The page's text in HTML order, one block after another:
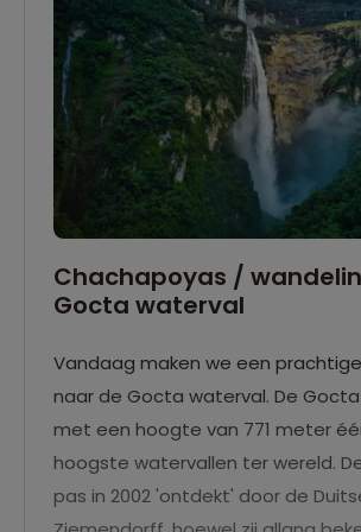
Chachapoyas /
Gocta waterval
Vandaag maken we een
naar de Gocta waterval. De
met een hoogte van 771 meter
hoogste watervallen ter wereld.
pas in 2002 'ontdekt' door de